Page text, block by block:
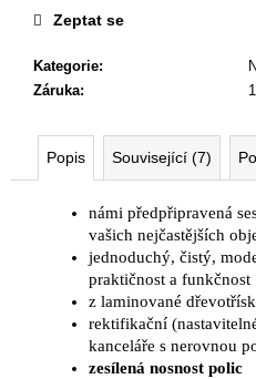
Kategorie:
Záruka: 1
Zeptat se
Popis Související (7)
námi předpřipravená
vašich nejčastějších
jednoduchý, čistý,
praktičnost a funkčnost
z laminované
rektifikační
kanceláře s nerovnou
zesílená nosnost polic
76,2
404
11
468
Kč